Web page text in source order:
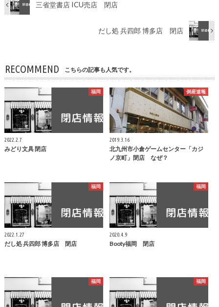
三省堂書店 ICU売店 閉店
だし処 兵四郎 博多店 閉店
RECOMMEND こちらの記事も人気です。
福岡
2022.2.7
みどり文具 閉店
倒産速報
2019.3.16
北九州市小倉ゲームセンター「カジ
ノ京町」閉店 なぜ？
福岡
2022.1.27
だし処 兵四郎 博多店 閉店
福岡
2020.4.9
Booty福岡 閉店
福岡 福岡